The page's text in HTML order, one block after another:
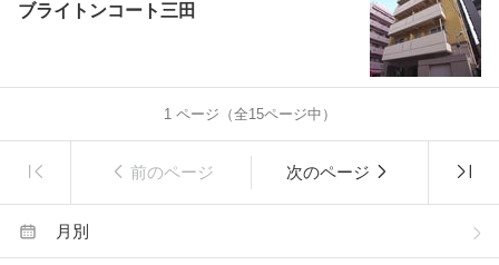
ブライトンコート三田
1ページ（全15ページ中）
前のページ 次のページ
月別